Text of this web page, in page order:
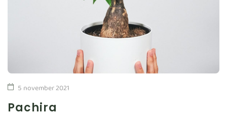
5 november 2021
Pachira